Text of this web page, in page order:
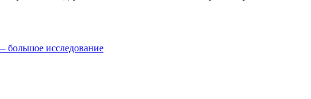
большое исследование